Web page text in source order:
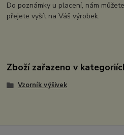
Do poznámky u placení, nám
přejete vyšít na Váš výrobek.
Zboží zařazeno v
Vzorník výšivek